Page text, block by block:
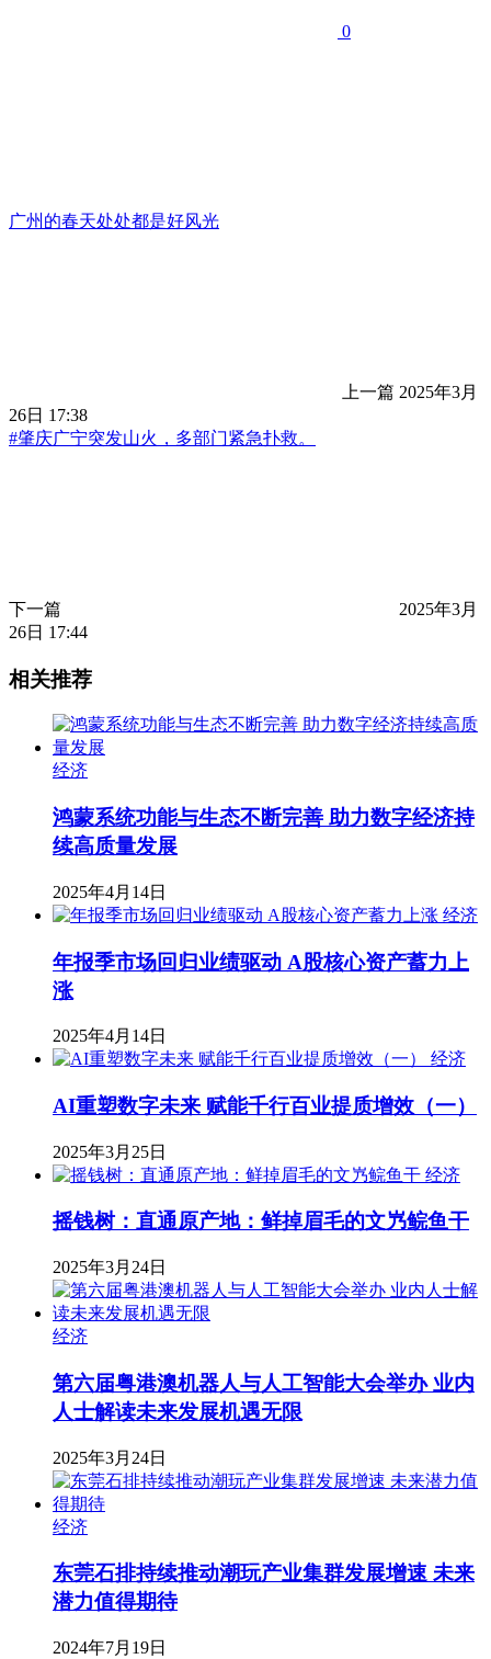
0
广州的春天处处都是好风光
上一篇 2025年3月
26日 17:38
#肇庆广宁突发山火，多部门紧急扑救。
下一篇
2025年3月
26日 17:44
相关推荐
经济
鸿蒙系统功能与生态不断完善 助力数字经济持
续高质量发展
2025年4月14日
经济
年报季市场回归业绩驱动 A股核心资产蓄力上
涨
2025年4月14日
经济
AI重塑数字未来 赋能千行百业提质增效（一）
2025年3月25日
经济
摇钱树：直通原产地：鲜掉眉毛的文㞧鲩鱼干
2025年3月24日
经济
第六届粤港澳机器人与人工智能大会举办 业内
人士解读未来发展机遇无限
2025年3月24日
经济
东莞石排持续推动潮玩产业集群发展增速 未来
潜力值得期待
2024年7月19日